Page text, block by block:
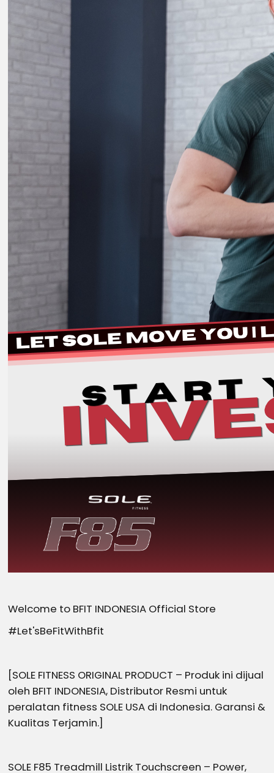
Welcome to BFIT INDONESIA Official Store
#Let'sBeFitWithBfit
[SOLE FITNESS ORIGINAL PRODUCT – Produk ini dijual
oleh BFIT INDONESIA, Distributor Resmi untuk
peralatan fitness SOLE USA di Indonesia. Garansi &
Kualitas Terjamin.]
SOLE F85 Treadmill Listrik Touchscreen – Power,